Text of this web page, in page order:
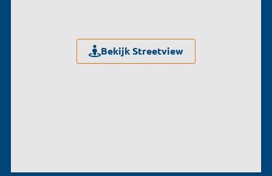
Bekijk Streetview